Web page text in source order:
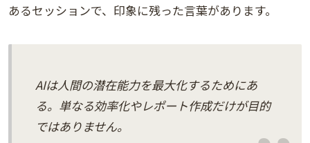
あるセッションで、印象に残った言葉があります。
AIは人間の潜在能力を最大化するためにあ
る。単なる効率化やレポート作成だけが目的
ではありません。